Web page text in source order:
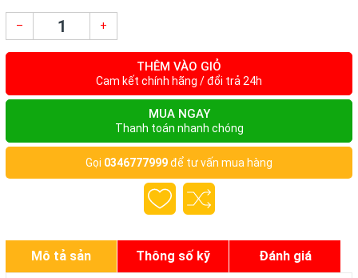
– +
THÊM VÀO GIỎ
Cam kết chính hãng / đổi trả 24h
MUA NGAY
Thanh toán nhanh chóng
Gọi 0346777999để tư vấn mua hàng
Mô tả sản Thông số kỹ Đánh giá